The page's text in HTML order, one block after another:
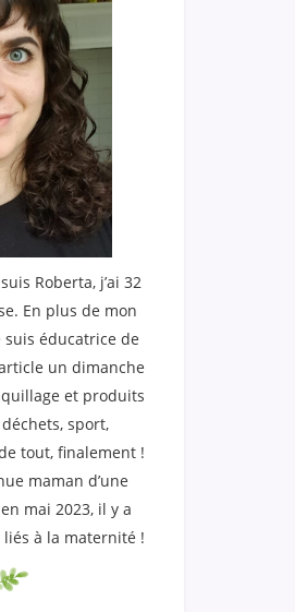
Roberta, j’ai 32
En plus de mon
suis éducatrice de
un dimanche
et produits
sport,
tout, finalement !
maman d’une
mai 2023, il y a
à la maternité !